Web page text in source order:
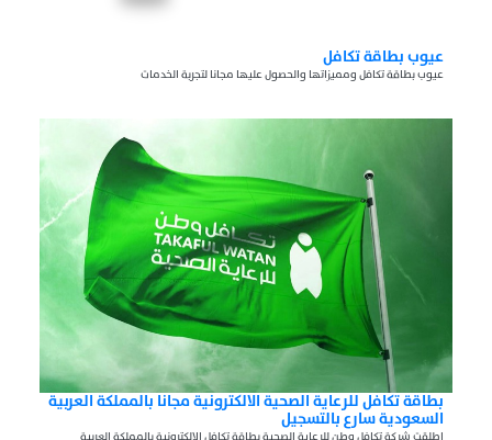
عيوب بطاقة تكافل
عيوب بطاقة تكافل ومميزاتها والحصول عليها مجانا لتجربة الخدمات
بطاقة تكافل للرعاية الصحية الالكترونية مجانا بالمملكة العربية
السعودية سارع بالتسجيل
اطلقت شركة تكافل وطن للرعاية الصحية بطاقة تكافل الالكترونية بالمملكة العربية